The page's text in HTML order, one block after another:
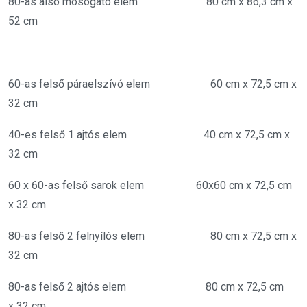
52 cm
60-as felső páraelszívó elem 60 cm x 72,5 cm x
32 cm
40-es felső 1 ajtós elem 40 cm x 72,5 cm x
32 cm
60 x 60-as felső sarok elem 60x60 cm x 72,5 cm
x 32 cm
80-as felső 2 felnyílós elem 80 cm x 72,5 cm x
32 cm
80-as felső 2 ajtós elem 80 cm x 72,5 cm